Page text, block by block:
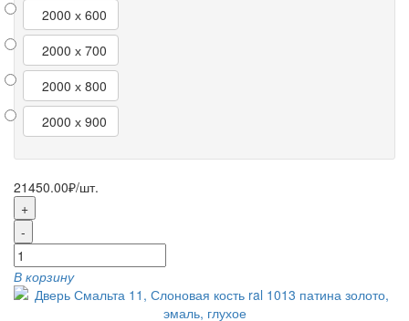
2000 х 600
2000 х 700
2000 х 800
2000 х 900
21450.00₽/шт.
+
-
В корзину